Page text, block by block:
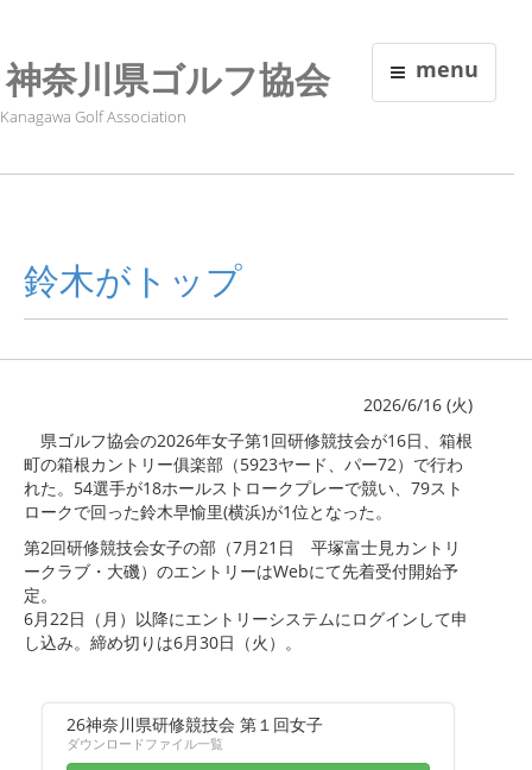
menu
神奈川県ゴルフ協会
Kanagawa Golf Association
鈴木がトップ
2026/6/16 (火)
県ゴルフ協会の2026年女子第1回研修競技会が16日、箱根
町の箱根カントリー俱楽部（5923ヤード、パー72）で行わ
れた。54選手が18ホールストロークプレーで競い、79スト
ロークで回った鈴木早愉里(横浜)が1位となった。
第2回研修競技会女子の部（7月21日 平塚富士見カントリ
ークラブ・大磯）のエントリーはWebにて先着受付開始予
定。
6月22日（月）以降にエントリーシステムにログインして申
し込み。締め切りは6月30日（火）。
26神奈川県研修競技会 第１回女子
ダウンロードファイル一覧